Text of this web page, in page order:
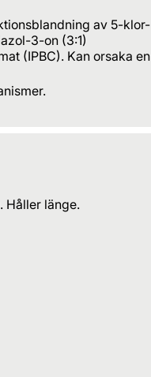
av 5-klor-
3-on (3:1)
(IPBC). Kan orsaka en
Håller länge.